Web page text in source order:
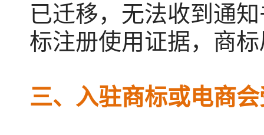
已迁移，无法收到通
标注册使用证据，商
三、入驻商标或电商